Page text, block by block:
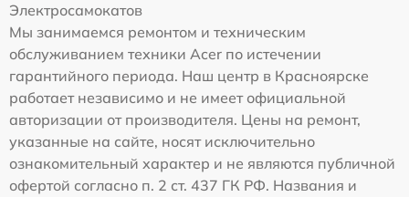
Электросамокатов
Мы занимаемся ремонтом и техническим
обслуживанием техники Acer по истечении
гарантийного периода. Наш центр в Красноярске
работает независимо и не имеет официальной
авторизации от производителя. Цены на ремонт,
указанные на сайте, носят исключительно
ознакомительный характер и не являются публичной
офертой согласно п. 2 ст. 437 ГК РФ. Названия и